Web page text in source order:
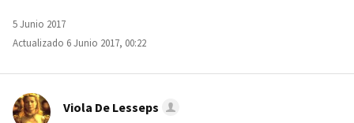
5 Junio 2017
Actualizado 6 Junio 2017, 00:22
Viola De Lesseps